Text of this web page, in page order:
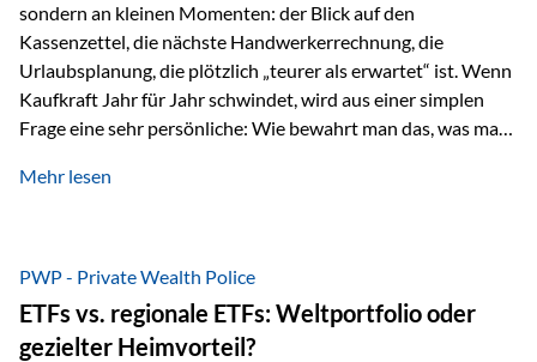
sondern an kleinen Momenten: der Blick auf den
Kassenzettel, die nächste Handwerkerrechnung, die
Urlaubsplanung, die plötzlich „teurer als erwartet“ ist. Wenn
Kaufkraft Jahr für Jahr schwindet, wird aus einer simplen
Frage eine sehr persönliche: Wie bewahrt man das, was man
Sachwerten mit einer Investition in Sachwerte zu
gerade dann, wenn Märkte nervös werden,…
Mehr lesen
PWP - Private Wealth Police
ETFs vs. regionale ETFs: Weltportfolio oder
gezielter Heimvorteil?